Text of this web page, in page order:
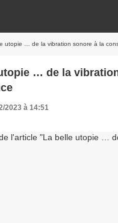
utopie … de la vibration sonore à la
… de la
2023 à 14:51